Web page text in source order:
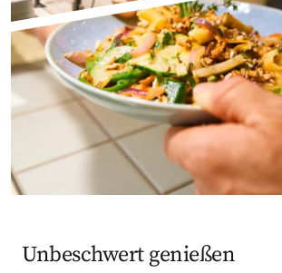
Unbeschwert genießen